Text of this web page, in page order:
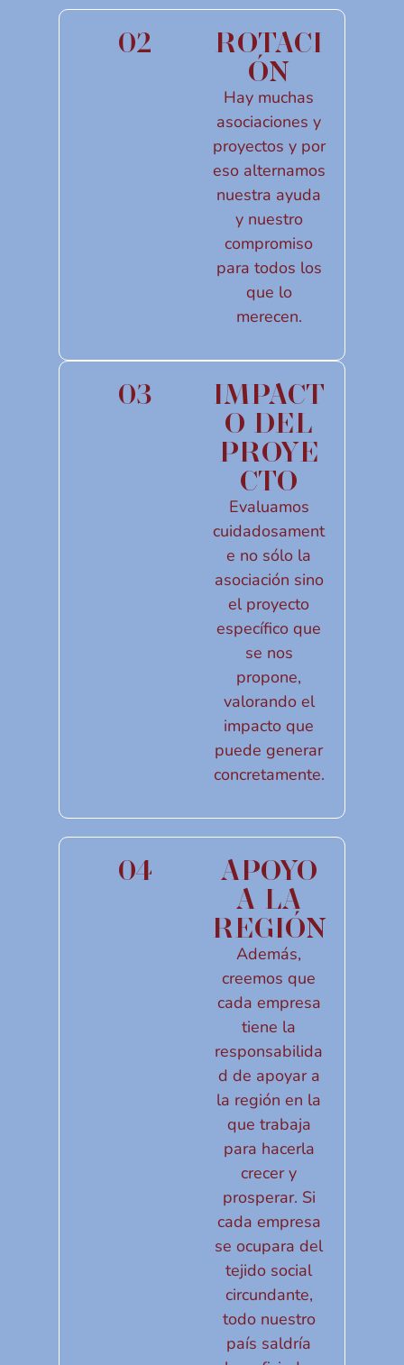
02
ROTACI
ÓN
Hay muchas
asociaciones y
proyectos y por
eso alternamos
nuestra ayuda
y nuestro
compromiso
para todos los
que lo
merecen.
03
IMPACT
O DEL
PROYE
CTO
Evaluamos
cuidadosament
e no sólo la
asociación sino
el proyecto
específico que
se nos
propone,
valorando el
impacto que
puede generar
concretamente.
04
APOYO
A LA
REGIÓN
Además,
creemos que
cada empresa
tiene la
responsabilida
d de apoyar a
la región en la
que trabaja
para hacerla
crecer y
prosperar. Si
cada empresa
se ocupara del
tejido social
circundante,
todo nuestro
país saldría